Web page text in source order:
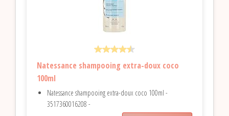
Natessance shampooing extra-doux coco
100ml
Natessance shampooing extra-doux coco 100ml -
3517360016208 -